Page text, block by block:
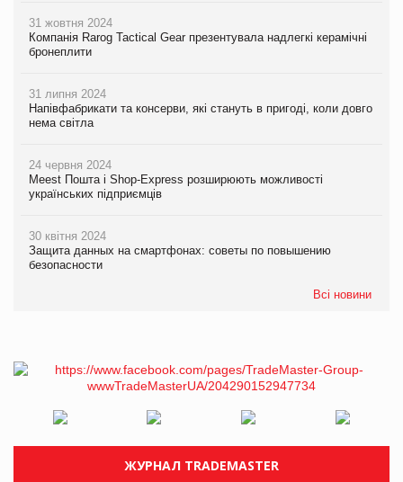
31 жовтня 2024
Компанія Rarog Tactical Gear презентувала надлегкі керамічні
бронеплити
31 липня 2024
Напівфабрикати та консерви, які стануть в пригоді, коли довго
нема світла
24 червня 2024
Meest Пошта і Shop-Express розширюють можливості
українських підприємців
30 квітня 2024
Защита данных на смартфонах: советы по повышению
безопасности
Всі новини
ЖУРНАЛ TRADEMASTER